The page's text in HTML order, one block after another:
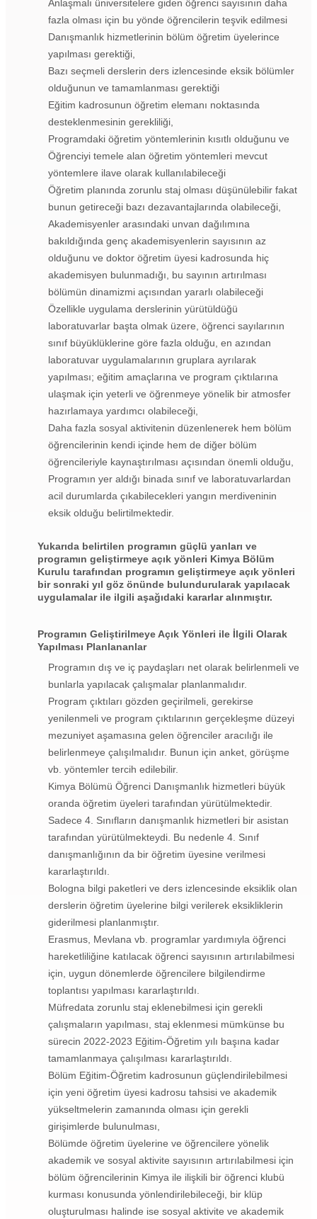
Anlaşmalı üniversitelere giden öğrenci sayısının daha
fazla olması için bu yönde öğrencilerin teşvik edilmesi
Danışmanlık hizmetlerinin bölüm öğretim üyelerince
yapılması gerektiği,
Bazı seçmeli derslerin ders izlencesinde eksik bölümler
olduğunun ve tamamlanması gerektiği
Eğitim kadrosunun öğretim elemanı noktasında
desteklenmesinin gerekliliği,
Programdaki öğretim yöntemlerinin kısıtlı olduğunu ve
Öğrenciyi temele alan öğretim yöntemleri mevcut
yöntemlere ilave olarak kullanılabileceği
Öğretim planında zorunlu staj olması düşünülebilir fakat
bunun getireceği bazı dezavantajlarında olabileceği,
Akademisyenler arasındaki unvan dağılımına
bakıldığında genç akademisyenlerin sayısının az
olduğunu ve doktor öğretim üyesi kadrosunda hiç
akademisyen bulunmadığı, bu sayının artırılması
bölümün dinamizmi açısından yararlı olabileceği
Özellikle uygulama derslerinin yürütüldüğü
laboratuvarlar başta olmak üzere, öğrenci sayılarının
sınıf büyüklüklerine göre fazla olduğu, en azından
laboratuvar uygulamalarının gruplara ayrılarak
yapılması; eğitim amaçlarına ve program çıktılarına
ulaşmak için yeterli ve öğrenmeye yönelik bir atmosfer
hazırlamaya yardımcı olabileceği,
Daha fazla sosyal aktivitenin düzenlenerek hem bölüm
öğrencilerinin kendi içinde hem de diğer bölüm
öğrencileriyle kaynaştırılması açısından önemli olduğu,
Programın yer aldığı binada sınıf ve laboratuvarlardan
acil durumlarda çıkabilecekleri yangın merdiveninin
eksik olduğu belirtilmektedir.
Yukarıda belirtilen programın güçlü yanları ve
programın geliştirmeye açık yönleri Kimya Bölüm
Kurulu tarafından programın geliştirmeye açık yönleri
bir sonraki yıl göz önünde bulundurularak yapılacak
uygulamalar ile ilgili aşağıdaki kararlar alınmıştır.
Programın Geliştirilmeye Açık Yönleri ile İlgili Olarak
Yapılması Planlananlar
Programın dış ve iç paydaşları net olarak belirlenmeli ve
bunlarla yapılacak çalışmalar planlanmalıdır.
Program çıktıları gözden geçirilmeli, gerekirse
yenilenmeli ve program çıktılarının gerçekleşme düzeyi
mezuniyet aşamasına gelen öğrenciler aracılığı ile
belirlenmeye çalışılmalıdır. Bunun için anket, görüşme
vb. yöntemler tercih edilebilir.
Kimya Bölümü Öğrenci Danışmanlık hizmetleri büyük
oranda öğretim üyeleri tarafından yürütülmektedir.
Sadece 4. Sınıfların danışmanlık hizmetleri bir asistan
tarafından yürütülmekteydi. Bu nedenle 4. Sınıf
danışmanlığının da bir öğretim üyesine verilmesi
kararlaştırıldı.
Bologna bilgi paketleri ve ders izlencesinde eksiklik olan
derslerin öğretim üyelerine bilgi verilerek eksikliklerin
giderilmesi planlanmıştır.
Erasmus, Mevlana vb. programlar yardımıyla öğrenci
hareketliliğine katılacak öğrenci sayısının artırılabilmesi
için, uygun dönemlerde öğrencilere bilgilendirme
toplantısı yapılması kararlaştırıldı.
Müfredata zorunlu staj eklenebilmesi için gerekli
çalışmaların yapılması, staj eklenmesi mümkünse bu
sürecin 2022-2023 Eğitim-Öğretim yılı başına kadar
tamamlanmaya çalışılması kararlaştırıldı.
Bölüm Eğitim-Öğretim kadrosunun güçlendirilebilmesi
için yeni öğretim üyesi kadrosu tahsisi ve akademik
yükseltmelerin zamanında olması için gerekli
girişimlerde bulunulması,
Bölümde öğretim üyelerine ve öğrencilere yönelik
akademik ve sosyal aktivite sayısının artırılabilmesi için
bölüm öğrencilerinin Kimya ile ilişkili bir öğrenci klubü
kurması konusunda yönlendirilebileceği, bir klüp
oluşturulması halinde ise sosyal aktivite ve akademik